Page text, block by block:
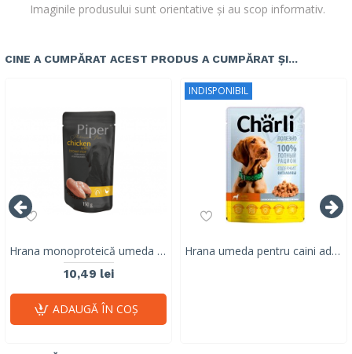
Imaginile produsului sunt orientative și au scop informativ.
CINE A CUMPĂRAT ACEST PRODUS A CUMPĂRAT ȘI...
Hrana monoproteică umeda pentru caini adulti Piper Pure, pui & orez brun, 150g
10,49 lei
ADAUGĂ ÎN COŞ
INDISPONIBIL
Hrana umeda pentru caini adulti, CHARLI, pui, 100 G